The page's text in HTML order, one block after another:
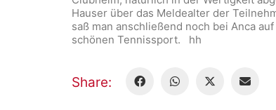
Hauser über das Meldealter der
saß man anschließend noch bei Anca
schönen Tennissport. hh
Share: